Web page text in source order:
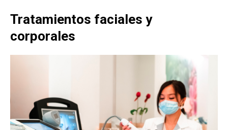
Tratamientos faciales y
corporales